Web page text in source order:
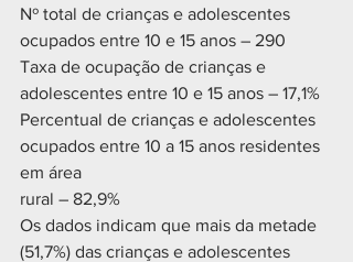
Nº total de crianças e adolescentes
ocupados entre 10 e 15 anos – 290
Taxa de ocupação de crianças e
adolescentes entre 10 e 15 anos – 17,1%
Percentual de crianças e adolescentes
ocupados entre 10 a 15 anos residentes
em área
rural – 82,9%
Os dados indicam que mais da metade
(51,7%) das crianças e adolescentes